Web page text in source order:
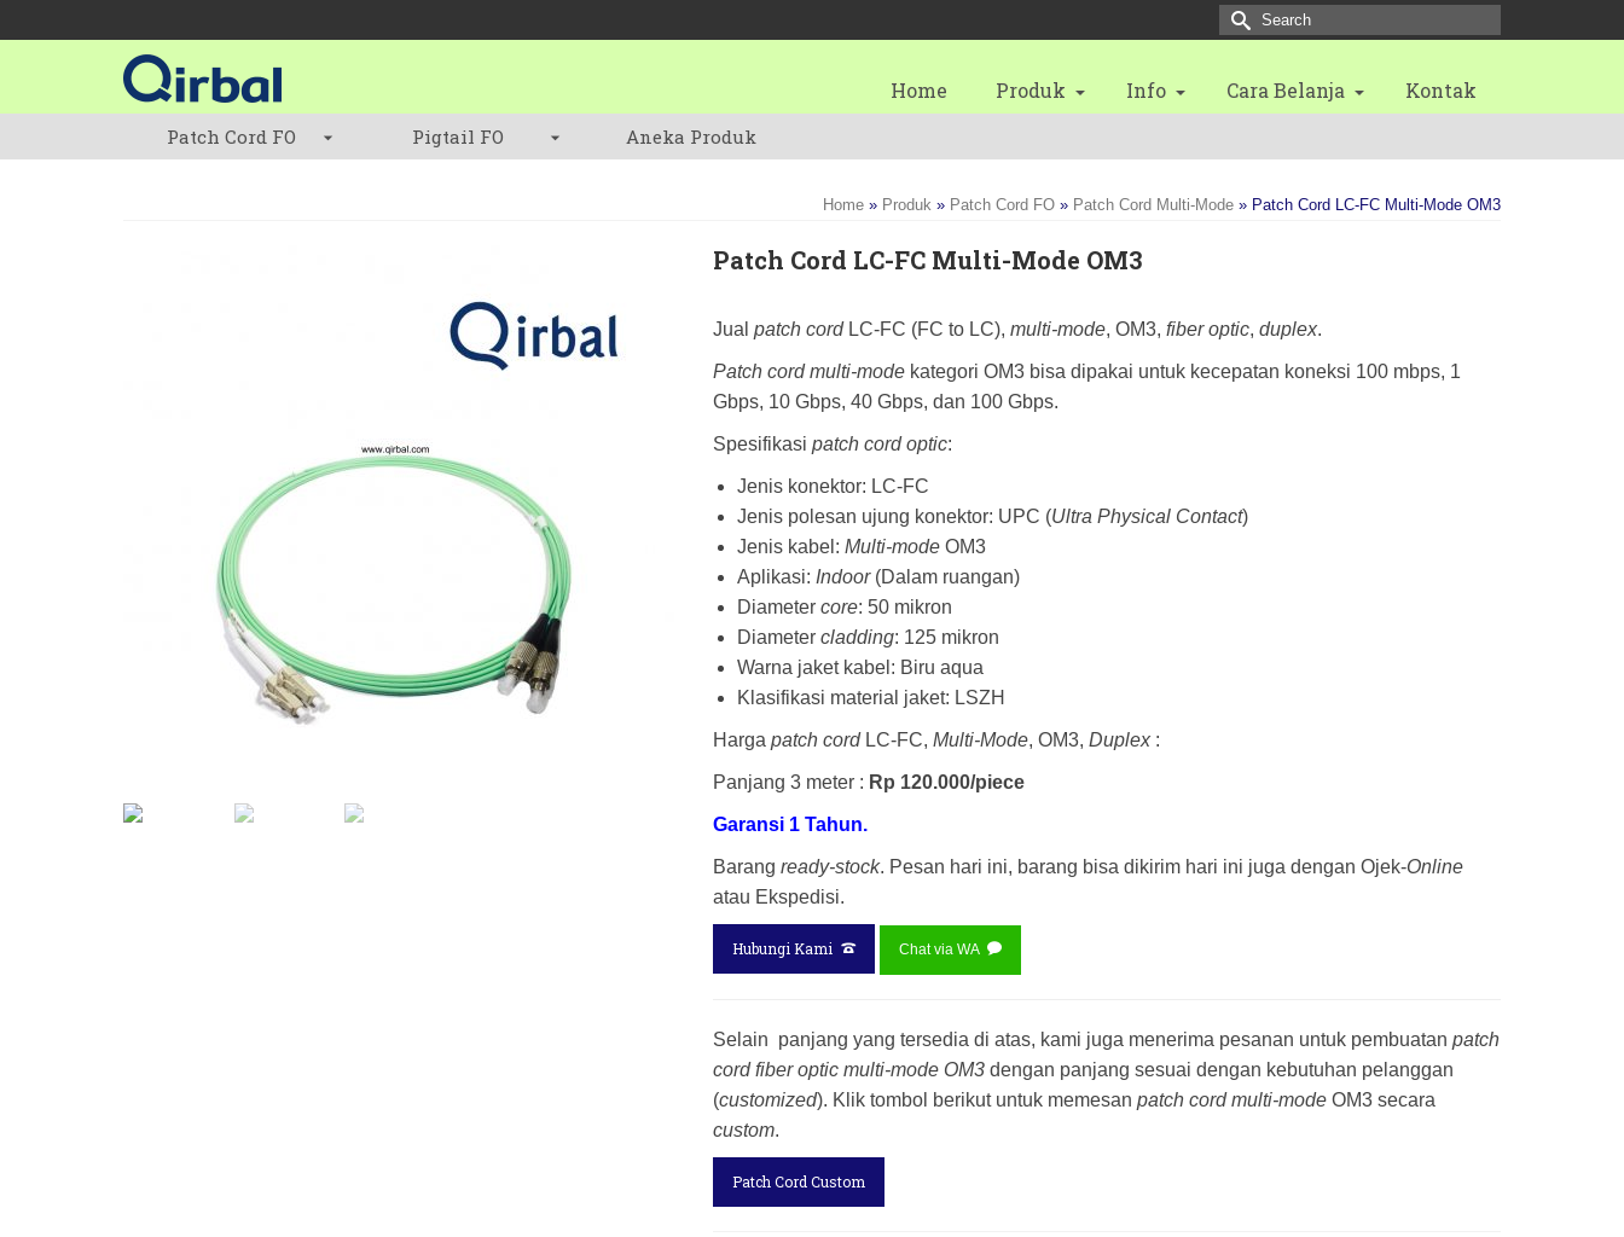
Search
Home Produk Info Cara Belanja Kontak
Patch Cord FO Pigtail FO Aneka Produk
Home » Produk » Patch Cord FO » Patch Cord Multi-Mode » Patch Cord LC-FC Multi-Mode OM3
Patch Cord LC-FC Multi-Mode OM3
Jual patch cordLC-FC (FC to LC), multi-mode, OM3, fiber optic, duplex.
Patch cord multi-modekategori OM3 bisa dipakai untuk kecepatan koneksi 100 mbps, 1
Gbps, 10 Gbps, 40 Gbps, dan 100 Gbps.
Spesifikasi patch cord optic:
Jenis konektor: LC-FC
Jenis polesan ujung konektor: UPC (Ultra Physical Contact)
Jenis kabel: Multi-mode OM3
Aplikasi: Indoor(Dalam ruangan)
Diameter core: 50 mikron
Diameter cladding: 125 mikron
Warna jaket kabel: Biru aqua
Klasifikasi material jaket: LSZH
Harga patch cord LC-FC, Multi-Mode, OM3, Duplex:
Panjang 3 meter : Rp 120.000/piece
Garansi 1 Tahun.
Barang ready-stock. Pesan hari ini, barang bisa dikirim hari ini juga dengan Ojek-Online
atau Ekspedisi.
Hubungi Kami Chat via WA
Selain panjang yang tersedia di atas, kami juga menerima pesanan untuk pembuatan patch
cord fiber optic multi-mode OM3dengan panjang sesuai dengan kebutuhan pelanggan
(customized). Klik tombol berikut untuk memesan patch cord multi-mode OM3 secara
custom.
Patch Cord Custom